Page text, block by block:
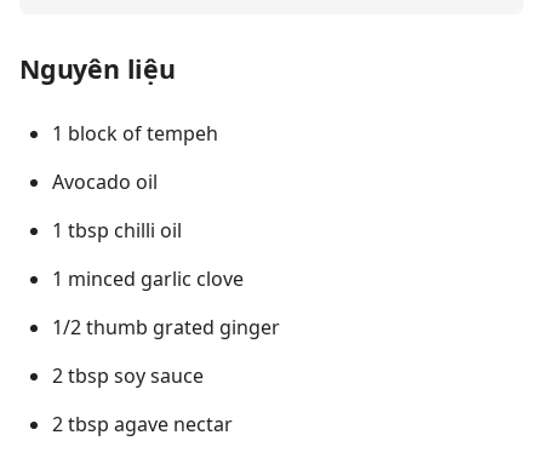
Nguyên liệu
1 block of tempeh
Avocado oil
1 tbsp chilli oil
1 minced garlic clove
1/2 thumb grated ginger
2 tbsp soy sauce
2 tbsp agave nectar